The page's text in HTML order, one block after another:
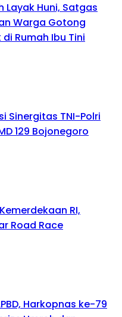
Layak Huni, Satgas
Warga Gotong
Rumah Ibu Tini
Sinergitas TNI-Polri
129 Bojonegoro
RI,
Road Race
Harkopnas ke-79